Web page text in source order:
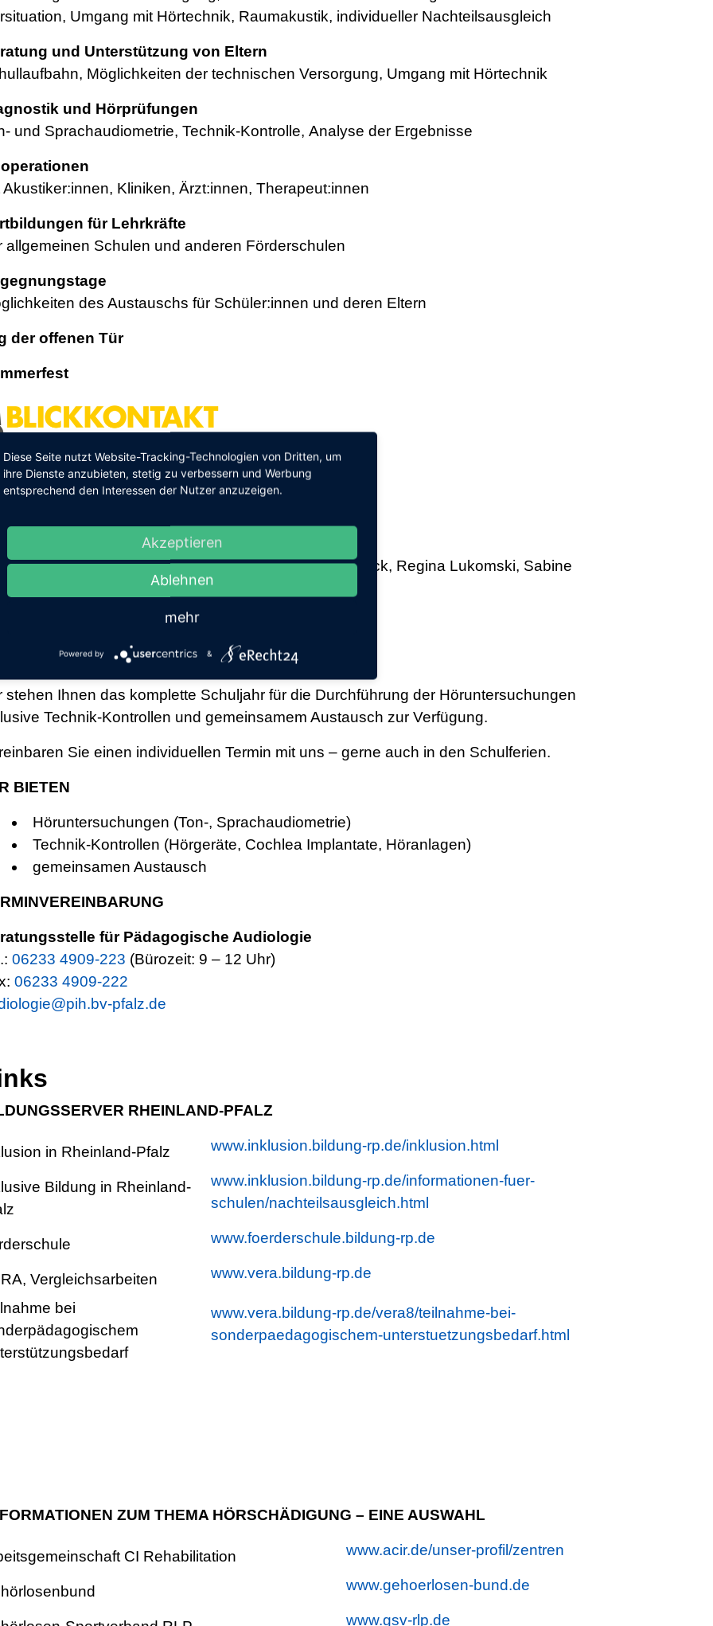
Umgang mit Hörtechnik, Raumakustik, individueller Nachteilsausgleich
und Unterstützung von Eltern
Möglichkeiten der technischen Versorgung, Umgang mit Hörtechnik
und Hörprüfungen
und Sprachaudiometrie, Technik-Kontrolle, Analyse der Ergebnisse
Akustiker:innen, Kliniken, Ärzt:innen, Therapeut:innen
für Lehrkräfte
allgemeinen Schulen und anderen Förderschulen
des Austauschs für Schüler:innen und deren Eltern
der offenen Tür
Dupont, Marie-Sophie Esswein-Steidel, Lisa Hauck, Regina Lukomski, Sabine
Nadine Sucharski, Christiane Walz
stehen Ihnen das komplette Schuljahr für die Durchführung der Höruntersuchungen
Technik-Kontrollen und gemeinsamem Austausch zur Verfügung.
Sie einen individuellen Termin mit uns – gerne auch in den Schulferien.
BIETEN
Höruntersuchungen (Ton-, Sprachaudiometrie)
Technik-Kontrollen (Hörgeräte, Cochlea Implantate, Höranlagen)
gemeinsamen Austausch
für Pädagogische Audiologie
06233 4909-223 (Bürozeit: 9 – 12 Uhr)
06233 4909-222
pfalz.de
RHEINLAND-PFALZ
in Rheinland-Pfalz www.inklusion.bildung-rp.de/inklusion.html
Bildung in Rheinland-
www.inklusion.bildung-rp.de/informationen-fuer-
schulen/nachteilsausgleich.html
www.foerderschule.bildung-rp.de
Vergleichsarbeiten www.vera.bildung-rp.de
bei
www.vera.bildung-rp.de/vera8/teilnahme-bei-
sonderpaedagogischem-unterstuetzungsbedarf.html
ZUM THEMA HÖRSCHÄDIGUNG – EINE AUSWAHL
CI Rehabilitation www.acir.de/unser-profil/zentren
www.gehoerlosen-bund.de
www.gsv-rlp.de
Diese Seite nutzt Website-Tracking-Technologien von Dritten, um
ihre Dienste anzubieten, stetig zu verbessern und Werbung
entsprechend den Interessen der Nutzer anzuzeigen.
Akzeptieren
Ablehnen
mehr
Powered by &